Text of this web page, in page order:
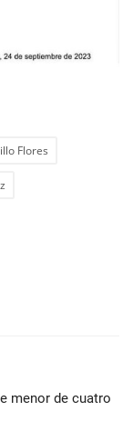
Flores
menor de cuatro